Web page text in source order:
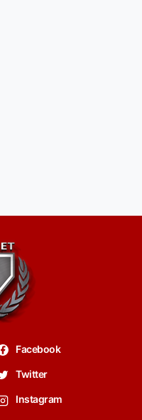
Facebook
Twitter
Instagram